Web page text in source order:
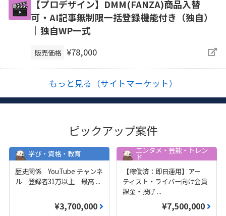
【プロデザイン】DMM(FANZA)商品入替
可・AI記事無制限一括登録機能付き（独自）
｜独自WP一式
販売価格 ¥78,000
もっと見る（サイトマーケット）
ピックアップ案件
学び・資格・教育
歴史関係 YouTube チャンネ
ル 登録者31万以上 最高 ...
¥3,700,000
エンタメ・芸能・トレン
ド
【稼働済：即日運用】アー
ティスト・ライバー向け会員
課金・投げ ...
¥7,500,000